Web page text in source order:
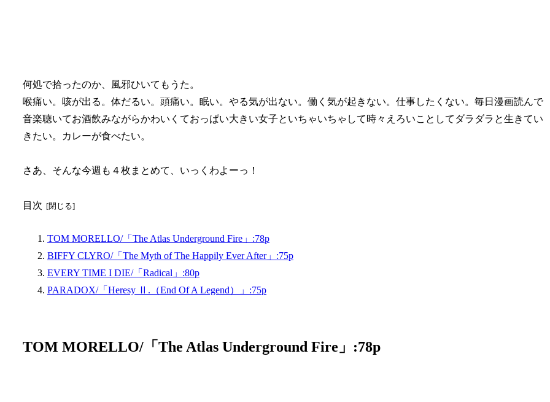
何処で拾ったのか、風邪ひいてもうた。
喉痛い。咳が出る。体だるい。頭痛い。眠い。やる気が出ない。働く気が起きない。仕事したくない。毎日漫画読んで
音楽聴いてお酒飲みながらかわいくておっぱい大きい女子といちゃいちゃして時々えろいことしてダラダラと生きてい
きたい。カレーが食べたい。
さあ、そんな今週も４枚まとめて、いっくわよーっ！
目次
TOM MORELLO/「The Atlas Underground Fire」:78p
BIFFY CLYRO/「The Myth of The Happily Ever After」:75p
EVERY TIME I DIE/「Radical」:80p
PARADOX/「Heresy Ⅱ.（End Of A Legend）」:75p
TOM MORELLO/「The Atlas Underground Fire」:78p